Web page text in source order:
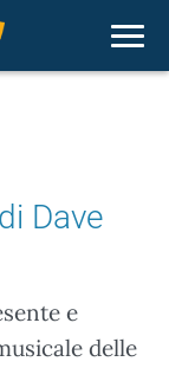
di Dave
e
delle